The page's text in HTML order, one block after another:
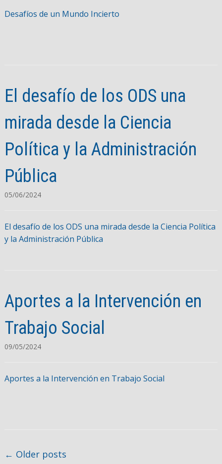
Desafíos de un Mundo Incierto
El desafío de los ODS una
mirada desde la Ciencia
Política y la Administración
Pública
05/06/2024
El desafío de los ODS una mirada desde la Ciencia Política
y la Administración Pública
Aportes a la Intervención en
Trabajo Social
09/05/2024
Aportes a la Intervención en Trabajo Social
Post navigation
← Older posts